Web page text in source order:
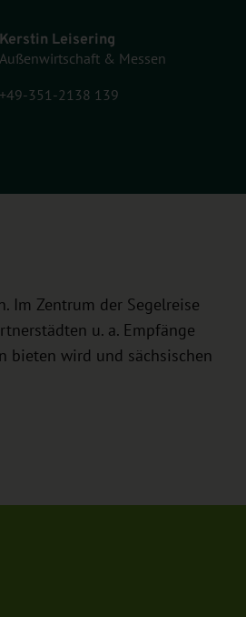
Kerstin Leisering
Außenwirtschaft & Messen
+49-351-2138 139
Im Zentrum der Segelreise
u. a. Empfänge
bieten wird und sächsischen